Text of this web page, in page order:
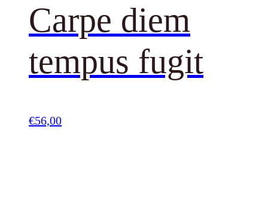
Carpe diem
tempus fugit
€56,00